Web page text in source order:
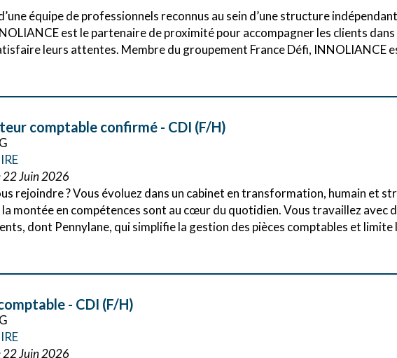
équipe de professionnels reconnus au sein d’une structure
est le partenaire de proximité pour accompagner les clients
leurs attentes. Membre du groupement France Défi, INNOLIANCE
comptable confirmé - CDI (F/H)
22 Juin 2026
rejoindre ? Vous évoluez dans un cabinet en transformation, humain et
la montée en compétences sont au cœur du quotidien. Vous travaillez avec
dont Pennylane, qui simplifie la gestion des pièces comptables et limite
- CDI (F/H)
22 Juin 2026